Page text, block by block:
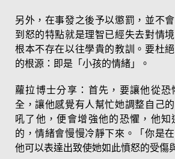
另外，在事發之後予以懲罰，並不
到怒的特點就是理智已經失去對情
根本不存在以往學貴的教訓。要杜
的根源：即是「小孩的情緒」。
蘿拉博士分享：首先，要讓他從恐
全，讓他感覺有人幫忙她調整自己
吼了他，便會增強他的恐懼，他
的，情緒會慢慢冷靜下來。「你是
他可以表達出致使她如此憤怒的受傷